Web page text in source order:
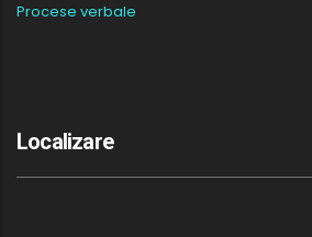
Procese verbale
Localizare